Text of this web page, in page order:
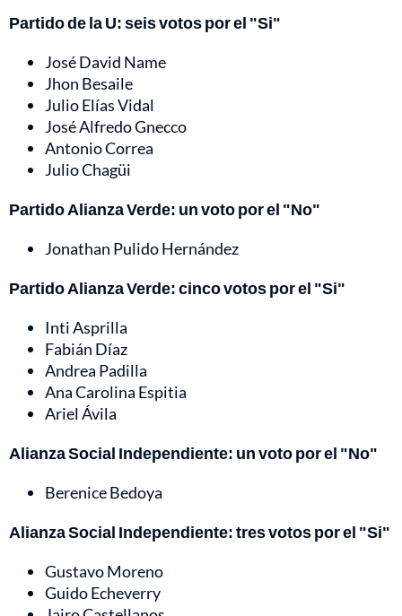
Partido de la U: seis votos por el "Si"
José David Name
Jhon Besaile
Julio Elías Vidal
José Alfredo Gnecco
Antonio Correa
Julio Chagüi
Partido Alianza Verde: un voto por el "No"
Jonathan Pulido Hernández
Partido Alianza Verde: cinco votos por el "Si"
Inti Asprilla
Fabián Díaz
Andrea Padilla
Ana Carolina Espitia
Ariel Ávila
Alianza Social Independiente: un voto por el "No"
Berenice Bedoya
Alianza Social Independiente: tres votos por el "Si"
Gustavo Moreno
Guido Echeverry